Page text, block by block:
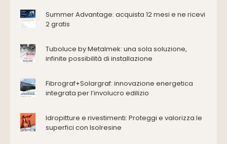
Antincendio e sicurezza
Attrezzature manuali
Cappe d'aspirazione
Consolidamento
Deumidificazione
Energie rinnovabili
Ferramenta e fissaggi
Summer Advantage: acquista 12 mesi e ne ricevi
2 gratis
Tuboluce by Metalmek: una sola soluzione,
infinite possibilità di installazione
Fibrograf+Solargraf: innovazione energetica
integrata per l’involucro edilizio
Idropitture e rivestimenti: Proteggi e valorizza le
superfici con Isolresine